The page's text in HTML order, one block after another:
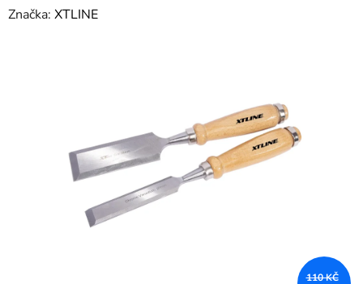
hodnocení
Značka: XTLINE
110 KČ